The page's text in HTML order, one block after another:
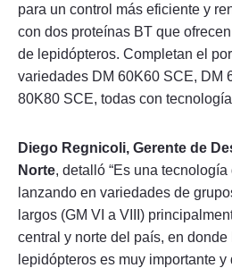
para un control más eficiente y
con dos proteínas BT que
de lepidópteros. Completan el
variedades DM 60K60 SCE, DM
80K80 SCE, todas con
Diego Regnicoli, Gerente de
Norte, detalló “Es una
lanzando en variedades de
largos (GM VI a VIII)
central y norte del país, en
lepidópteros es muy importante